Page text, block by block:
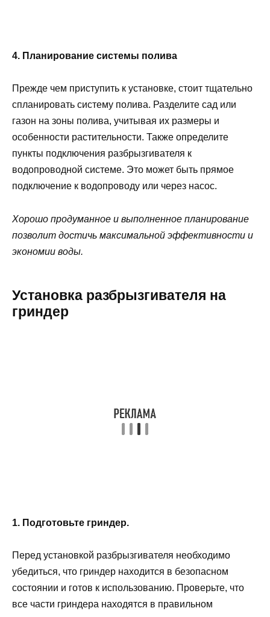
4. Планирование системы полива
Прежде чем приступить к установке, стоит тщательно
спланировать систему полива. Разделите сад или
газон на зоны полива, учитывая их размеры и
особенности растительности. Также определите
пункты подключения разбрызгивателя к
водопроводной системе. Это может быть прямое
подключение к водопроводу или через насос.
Хорошо продуманное и выполненное планирование
позволит достичь максимальной эффективности и
экономии воды.
Установка разбрызгивателя на
гриндер
1. Подготовьте гриндер.
Перед установкой разбрызгивателя необходимо
убедиться, что гриндер находится в безопасном
состоянии и готов к использованию. Проверьте, что
все части гриндера находятся в правильном